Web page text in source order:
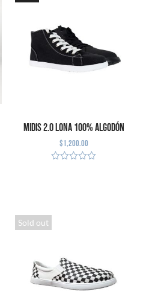
Midis 2.0 Lona 100% algodón
$1,200.00
Sold out